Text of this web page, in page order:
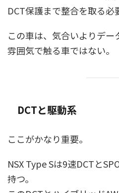
DCT保護まで整合を取る必
この車は、気合いよりデー
雰囲気で触る車ではない。
DCTと駆動系
ここがかなり重要。
NSX Type Sは9速DCTと
持つ。